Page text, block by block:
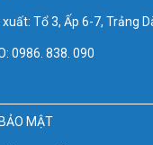
Tổ 3, Ấp 6-7, Trảng
0986. 838. 090
MẬT